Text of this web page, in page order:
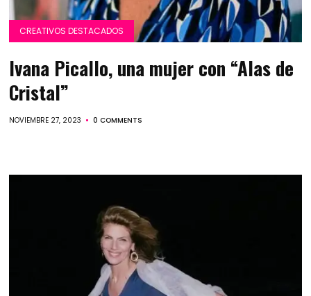
CREATIVOS DESTACADOS
Ivana Picallo, una mujer con “Alas de
Cristal”
NOVIEMBRE 27, 2023 0 COMMENTS